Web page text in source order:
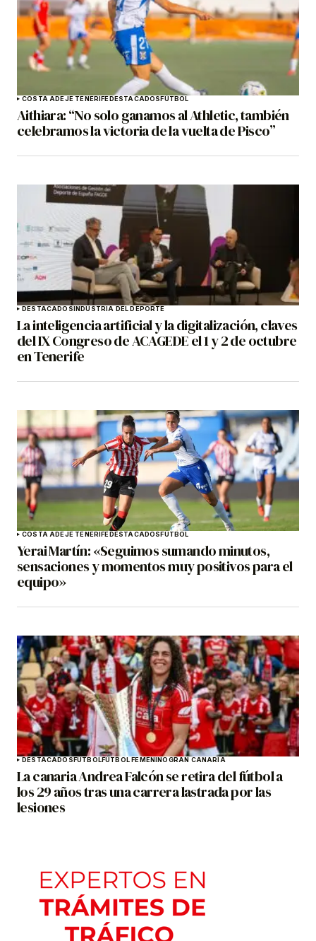
COSTA ADEJE TENERIFEDESTACADOSFÚTBOL
Aithiara: “No solo ganamos al Athletic, también
celebramos la victoria de la vuelta de Pisco”
DESTACADOSINDUSTRIA DEL DEPORTE
La inteligencia artificial y la digitalización, claves
del IX Congreso de ACAGEDE el 1 y 2 de octubre
en Tenerife
COSTA ADEJE TENERIFEDESTACADOSFÚTBOL
Yerai Martín: «Seguimos sumando minutos,
sensaciones y momentos muy positivos para el
equipo»
DESTACADOSFÚTBOLFÚTBOL FEMENINOGRAN CANARIA
La canaria Andrea Falcón se retira del fútbol a
los 29 años tras una carrera lastrada por las
lesiones